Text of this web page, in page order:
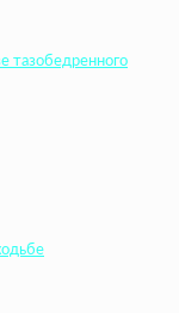
тазобедренного